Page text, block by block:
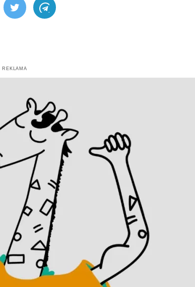
Twitter Telegram
REKLAMA